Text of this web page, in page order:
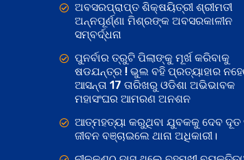
ଅବସରପ୍ରାପ୍ତ ଶିକ୍ଷୟିତ୍ରୀ ଶ୍ରୀମତୀ
ଅନ୍ନପୂର୍ଣ୍ଣା ମିଶ୍ରଙ୍କ ଅବସରକାଳୀନ
ସମ୍ବର୍ଦ୍ଧନା
ପୁନର୍ବାର ତ୍ରୁଟି ପିଲାଙ୍କୁ ମୂର୍ଖ କରିବାକୁ
ଷଡଯନ୍ତ୍ର ! ଭୁଲ ବହି ପ୍ରତ୍ୟାହାର
ଆସନ୍ତା 17 ତାରିଖରୁ ଓଡିଶା ଅଭିଭାବକ
ମହାସଂଘର ଆମରଣ ଅନଶନ
ଆତ୍ମହତ୍ୟା କରୁଥିବା ଯୁବକକୁ ଦେବ ଦୂତ
ଜୀବନ ବଞ୍ଚାଇଲେ ଥାନା ଅଧିକାରୀ।